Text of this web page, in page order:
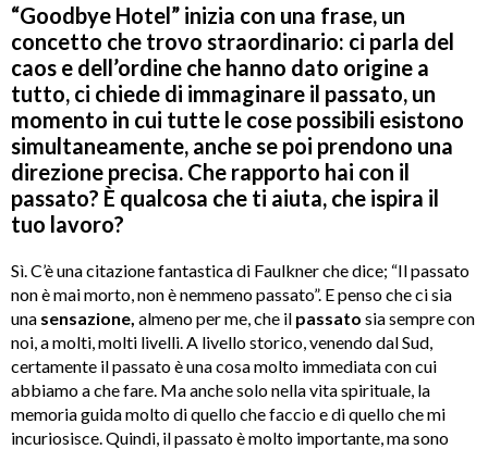
“Goodbye Hotel” inizia con una frase, un
concetto che trovo straordinario: ci parla del
caos e dell’ordine che hanno dato origine a
tutto, ci chiede di immaginare il passato, un
momento in cui tutte le cose possibili esistono
simultaneamente, anche se poi prendono una
direzione precisa. Che rapporto hai con il
passato? È qualcosa che ti aiuta, che ispira il
tuo lavoro?
Sì. C’è una citazione fantastica di Faulkner che dice; “Il passato
non è mai morto, non è nemmeno passato”. E penso che ci sia
una sensazione, almeno per me, che il passato sia sempre con
noi, a molti, molti livelli. A livello storico, venendo dal Sud,
certamente il passato è una cosa molto immediata con cui
abbiamo a che fare. Ma anche solo nella vita spirituale, la
memoria guida molto di quello che faccio e di quello che mi
incuriosisce. Quindi, il passato è molto importante, ma sono